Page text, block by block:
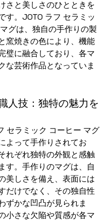
さと美しさのひとときを
す。JOTO ラフ セラミッ
グは、独自の手作りの製
窯焼きの色により、機能
璧に融合しており、各マ
な芸術作品となっていま
人技：独特の魅力を
セラミック コーヒー マグ
よって手作りされてお
れぞれ独特の外観と感触
す。手作りのマグは、自
美しさを備え、表面には
だけでなく、その独自性
ずかな凹凸が見られま
小さな欠陥や質感が各マ